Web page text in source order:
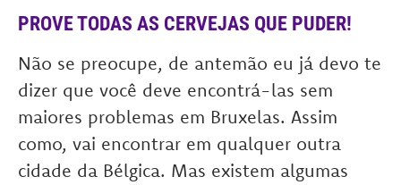
PROVE TODAS AS CERVEJAS QUE PUDER!
Não se preocupe, de antemão eu já devo te
dizer que você deve encontrá-las sem
maiores problemas em Bruxelas. Assim
como, vai encontrar em qualquer outra
cidade da Bélgica. Mas existem algumas